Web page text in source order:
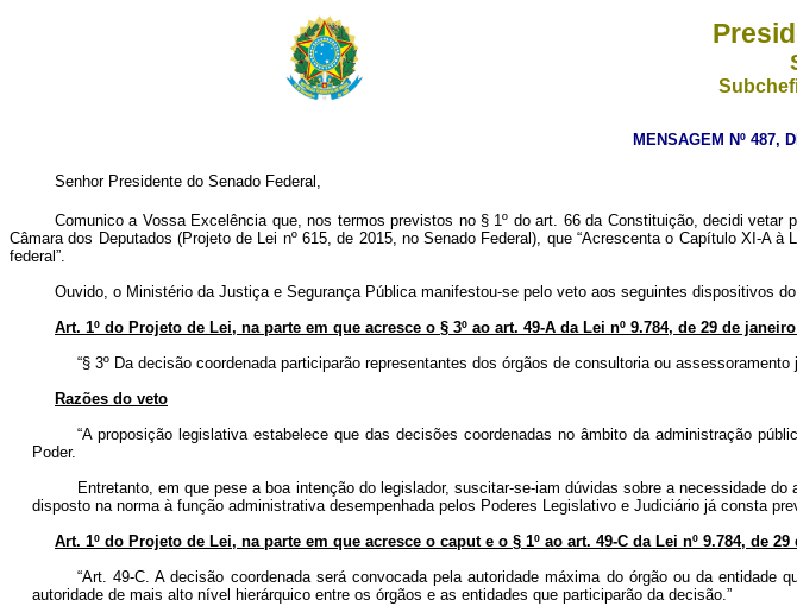
MENSAGEM Nº 487,
Senhor Presidente do Senado Federal,
Comunico a Vossa Excelência que, nos termos previstos no § 1º do art. 66 da Constituição, decidi
Câmara dos Deputados (Projeto de Lei nº 615, de 2015, no Senado Federal), que “Acrescenta o Capítulo XI-A
federal”.
Ouvido, o Ministério da Justiça e Segurança Pública manifestou-se pelo veto aos seguintes dispositivos
Art. 1º do Projeto de Lei, na parte em que acresce o § 3º ao art. 49-A da Lei nº 9.784, de 29 de
“§ 3º Da decisão coordenada participarão representantes dos órgãos de consultoria ou
Razões do veto
“A proposição legislativa estabelece que das decisões coordenadas no âmbito da administração
Poder.
Entretanto, em que pese a boa intenção do legislador, suscitar-se-iam dúvidas sobre a necessidade
disposto na norma à função administrativa desempenhada pelos Poderes Legislativo e Judiciário já consta
Art. 1º do Projeto de Lei, na parte em que acresce o caput e o § 1º ao art. 49-C da Lei nº 9.784, de 29
“Art. 49-C. A decisão coordenada será convocada pela autoridade máxima do órgão ou da
autoridade de mais alto nível hierárquico entre os órgãos e as entidades que participarão da decisão.”